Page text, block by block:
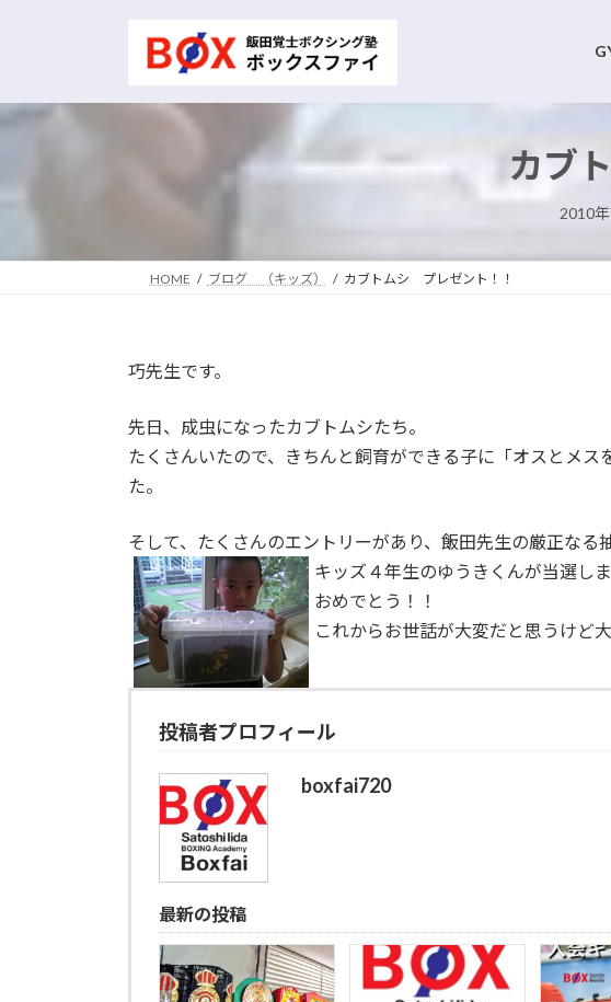
ツ
シ
カブ
2010
HOME ブログ （キッズ） カブトムシ プレゼント！！
巧先生です。
先日、成虫になったカブトムシたち。
たくさんいたので、きちんと飼育ができる子に「オスとメ
た。
そして、たくさんのエントリーがあり、飯田先生の厳正なる
キッズ４年生のゆうきくんが当選しま
おめでとう！！
これからお世話が大変だと思うけど
投稿者プロフィール
boxfai720
最新の投稿